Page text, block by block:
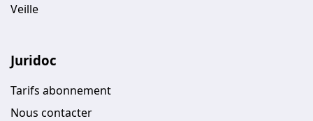
Veille
Juridoc
Tarifs abonnement
Nous contacter